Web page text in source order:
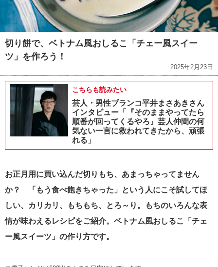
切り餅で、ベトナム風おしるこ「チェー風スイー
ツ」を作ろう！
2025年2月23日
こちらも読みたい
芸人・男性ブランコ平井まさあきさん
インタビュー「『そのままやってたら
順番が回ってくるやろ』芸人仲間の何
気ない一言に救われてきたから、頑張
れる」
お正月用に買い込んだ切りもち、あまっちゃってません
か？ 「もう食べ飽きちゃった」という人にこそ試してほ
しい、カリカリ、もちもち、とろ～り。もちのいろんな表
情が味わえるレシピをご紹介。ベトナム風おしるこ「チェ
ー風スイーツ」の作り方です。